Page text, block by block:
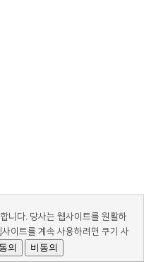
니다. 당사는 웹사이트를 원활하
이트를 계속 사용하려면 쿠기 사
동의 비동의